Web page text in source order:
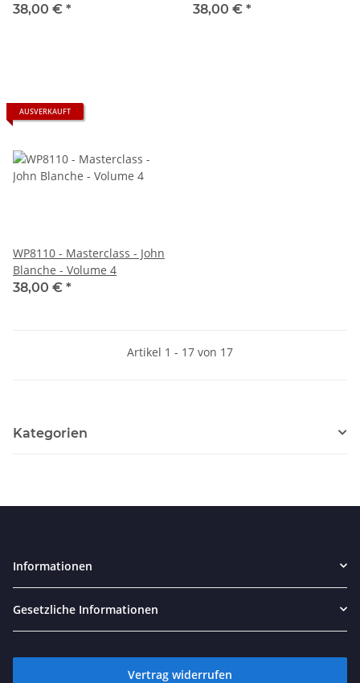
38,00 € *
38,00 € *
AUSVERKAUFT
WP8110 - Masterclass - John
Blanche - Volume 4
38,00 € *
Artikel 1 - 17 von 17
Kategorien
Informationen
Gesetzliche Informationen
Vertrag widerrufen